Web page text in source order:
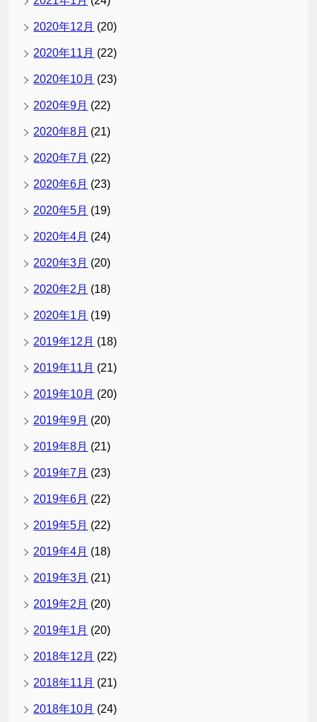
2020年12月 (20)
2020年11月 (22)
2020年10月 (23)
2020年9月 (22)
2020年8月 (21)
2020年7月 (22)
2020年6月 (23)
2020年5月 (19)
2020年4月 (24)
2020年3月 (20)
2020年2月 (18)
2020年1月 (19)
2019年12月 (18)
2019年11月 (21)
2019年10月 (20)
2019年9月 (20)
2019年8月 (21)
2019年7月 (23)
2019年6月 (22)
2019年5月 (22)
2019年4月 (18)
2019年3月 (21)
2019年2月 (20)
2019年1月 (20)
2018年12月 (22)
2018年11月 (21)
2018年10月 (24)